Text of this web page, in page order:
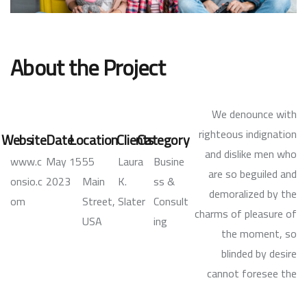
About the Project
We denounce with
righteous indignation
and dislike men who
are so beguiled and
demoralized by the
charms of pleasure of
the moment, so
blinded by desire
cannot foresee the
Category
Busine
ss &
Consult
ing
Clients
Laura
K.
Slater
Location
55
Main
Street,
USA
Date
15 May
2023
Website
www.c
onsio.c
om